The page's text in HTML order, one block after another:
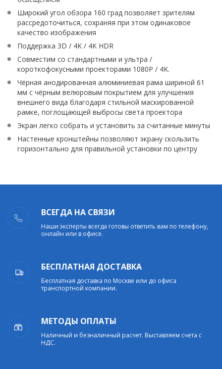
Широкий угол обзора 160 град позволяет зрителям
рассредоточиться, сохраняя при этом одинаковое
качество изображения
Поддержка 3D / 4K / 4K HDR
Совместим со стандартными и ультра /
короткофокусными проекторами 1080P / 4K.
Чёрная анодированная алюминиевая рама шириной 61
мм с чёрным велюровым покрытием для улучшения
внешнего вида благодаря стильной маскированной
рамке, поглощающей выбросы света проектора
Экран легко собрать и установить за считанные минуты
Настенные кронштейны позволяют экрану скользить
горизонтально для правильной установки по центру
ВСЕГДА НА СВЯЗИ
Наши эксперты всегда готовы ответить вам по телефону,
онлайн или в офисе.
БЕСПЛАТНАЯ ДОСТАВКА
Бесплатная доставка по Москве или до офиса
транспортной компании.
МЕТОДЫ ОПЛАТЫ
Наличный и безналичный расчет. Выставляем счета с
НДС.